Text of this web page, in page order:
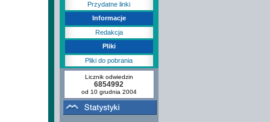
Przydatne linki
Informacje
Redakcja
Pliki
Pliki do pobrania
Licznik odwiedzin
6854992
od 10 grudnia 2004